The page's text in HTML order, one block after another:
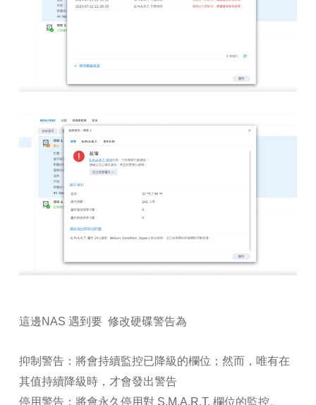
這邊NAS 遇到要 修改硬碟警告為
抑制警告： 將會持續監控已降級的欄位；然而，唯有在
其值持續降級時，才會發出警告
停用警告： 將會永久停用對 S.M.A.R.T. 欄位的監控。